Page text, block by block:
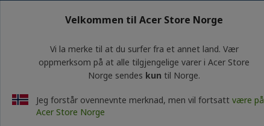
Velkommen til Acer Store Norge
Vi la merke til at du surfer fra et annet land. Vær
oppmerksom på at alle tilgjengelige varer i Acer Store
Norge sendes kun til Norge.
Jeg forstår ovennevnte merknad, men vil fortsatt være på
Acer Store Norge